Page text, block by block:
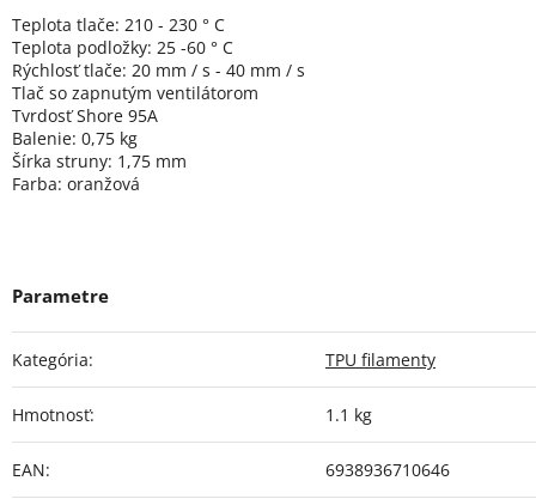
Teplota tlače: 210 - 230 ° C
Teplota podložky: 25 -60 ° C
Rýchlosť tlače: 20 mm / s - 40 mm / s
Tlač so zapnutým ventilátorom
Tvrdosť Shore 95A
Balenie: 0,75 kg
Šírka struny: 1,75 mm
Farba: oranžová
Kategória: TPU filamenty
Hmotnosť: 1.1 kg
EAN: 6938936710646